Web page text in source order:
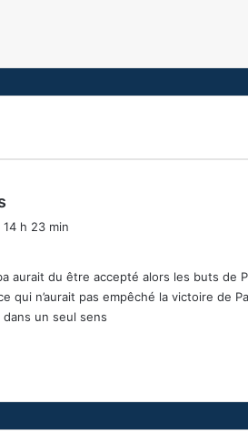
:
h 23 min
aurait du être accepté alors les buts de
qui n’aurait pas empêché la victoire de
un seul sens